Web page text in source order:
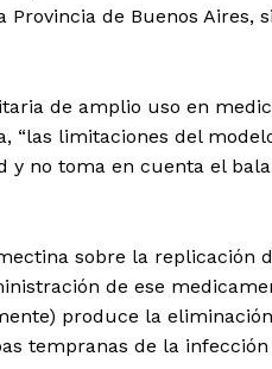
Provincia de Buenos
de amplio uso en
“las limitaciones del
y no toma en cuenta el
sobre la replicación
de ese
produce la
tempranas de la